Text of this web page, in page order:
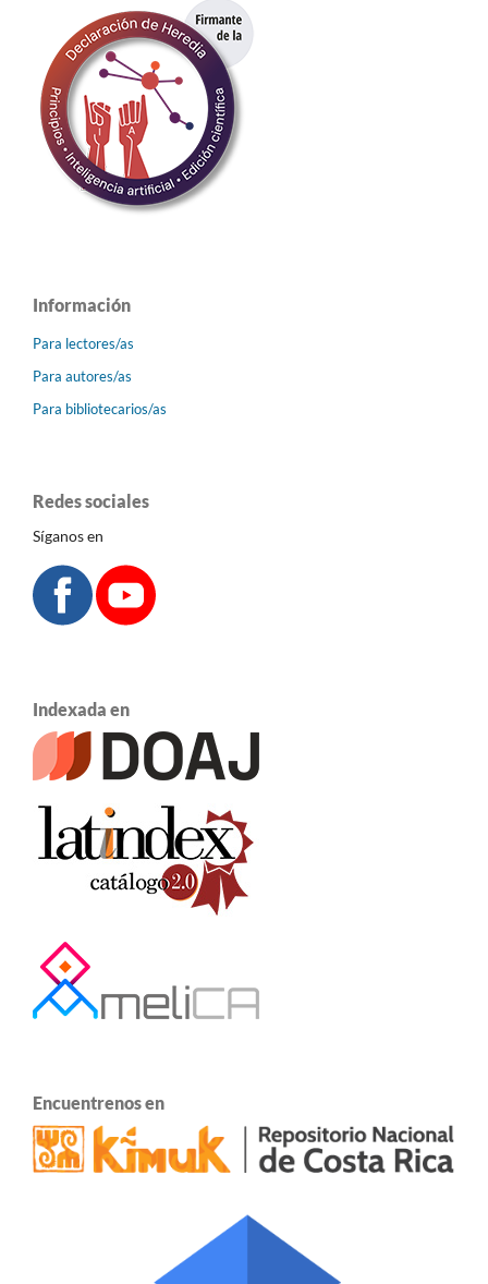
Información
Para lectores/as
Para autores/as
Para bibliotecarios/as
Redes sociales
Síganos en
Indexada en
Encuentrenos en